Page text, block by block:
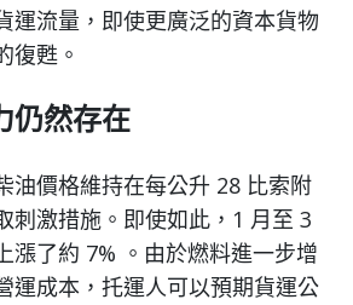
運流量，即使更廣泛的資本貨物
復甦。
仍然存在
油價格維持在每公升 28 比索附
刺激措施。即使如此，1 月至 3
漲了約 7% 。由於燃料進一步增
運成本，托運人可以預期貨運公